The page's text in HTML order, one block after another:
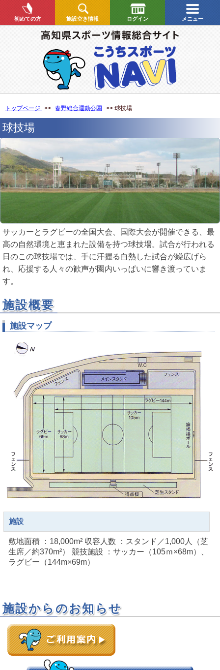
初めての方 施設空き情報 ログイン メニュー
トップページ >> 春野総合運動公園 >> 球技場
球技場
サッカーとラグビーの全国大会、国際大会が開催できる、最
高の自然環境と恵まれた設備を持つ球技場。試合が行われる
日のこの球技場では、手に汗握る白熱した試合が繰広げら
れ、応援する人々の歓声が園内いっぱいに響き渡っていま
す。
施設概要
施設マップ
施設
敷地面積 ：18,000m² 収容人数 ：スタンド／1,000人（芝
生席／約370m²） 競技施設 ：サッカー（105ｍ×68m）、
ラグビー（144m×69m）
施設からのお知らせ